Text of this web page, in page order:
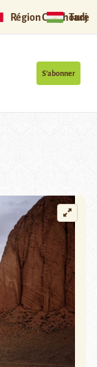
Région Ouïghoure
S’abonner